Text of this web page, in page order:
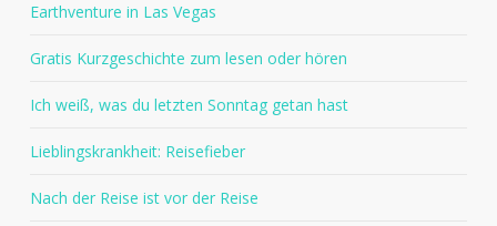
Earthventure in Las Vegas
Gratis Kurzgeschichte zum lesen oder hören
Ich weiß, was du letzten Sonntag getan hast
Lieblingskrankheit: Reisefieber
Nach der Reise ist vor der Reise